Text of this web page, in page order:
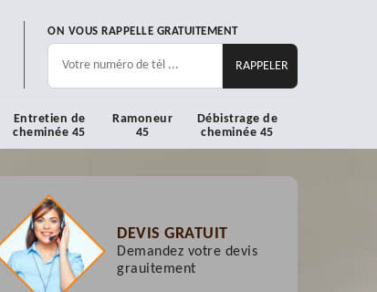
ON VOUS RAPPELLE GRATUITEMENT
Entretien de
cheminée 45
Ramoneur
45
Débistrage de
cheminée 45
DEVIS GRATUIT
Demandez votre devis
grauitement